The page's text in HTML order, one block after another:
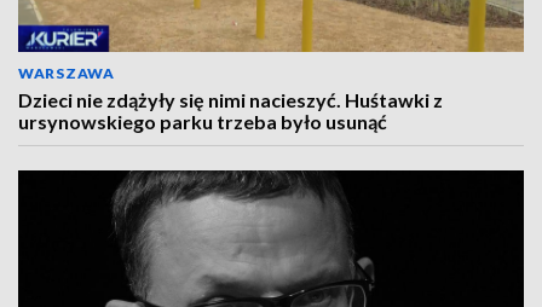
WARSZAWA
Dzieci nie zdążyły się nimi nacieszyć. Huśtawki z
ursynowskiego parku trzeba było usunąć